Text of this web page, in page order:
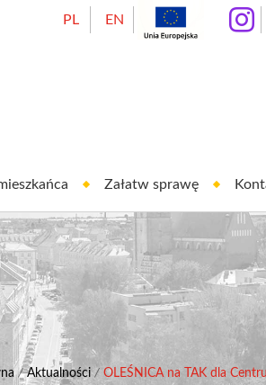
PL EN
Załatw sprawę
/ Aktualności / OLEŚNICA na TAK dla